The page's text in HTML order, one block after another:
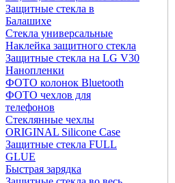
Защитные стекла в
Балашихе
Стекла универсальные
Наклейка защитного стекла
Защитные стекла на LG V30
Нанопленки
ФОТО колонок Bluetooth
ФOTO чехлов для
телефонов
Стеклянные чехлы
ORIGINAL Silicone Case
Защитные стекла FULL
GLUE
Быстрая зарядка